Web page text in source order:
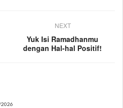
NEXT
Yuk Isi Ramadhanmu
dengan Hal-hal Positif!